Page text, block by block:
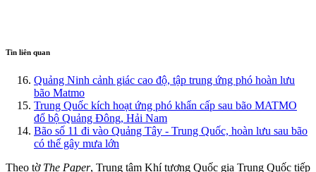
Tin liên quan
Quảng Ninh cảnh giác cao độ, tập trung ứng phó hoàn lưu
bão Matmo
Trung Quốc kích hoạt ứng phó khẩn cấp sau bão MATMO
đổ bộ Quảng Đông, Hải Nam
Bão số 11 đi vào Quảng Tây - Trung Quốc, hoàn lưu sau bão
có thể gây mưa lớn
Theo tờ The Paper, Trung tâm Khí tượng Quốc gia Trung Quốc tiếp